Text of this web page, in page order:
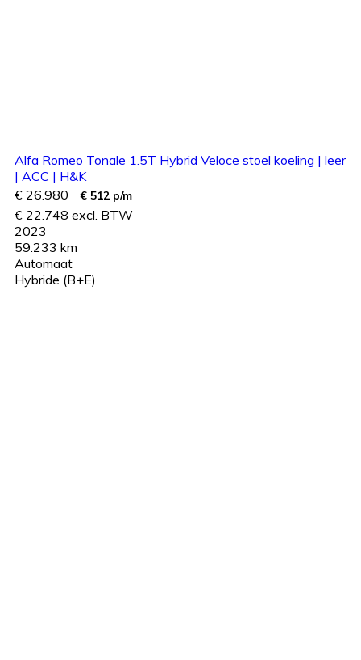
Alfa Romeo Tonale 1.5T Hybrid Veloce stoel koeling | leer
| ACC | H&K
€ 26.980
€ 512 p/m
€ 22.748 excl. BTW
2023
59.233 km
Automaat
Hybride (B+E)